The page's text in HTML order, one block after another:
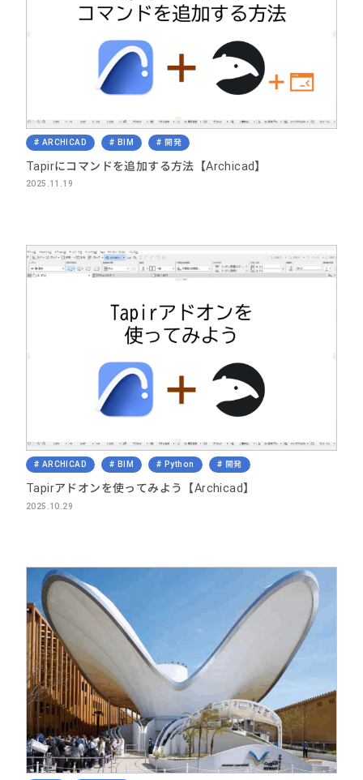
ARCHICAD BIM 開発
Tapirにコマンドを追加する方法【Archicad】
2025.11.19
ARCHICAD BIM Python 開発
Tapirアドオンを使ってみよう【Archicad】
2025.10.29